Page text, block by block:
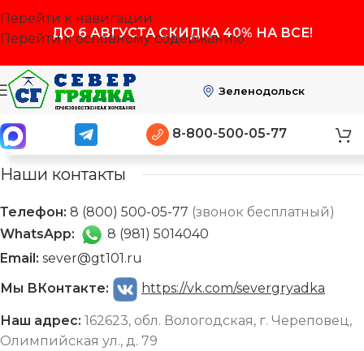
Перейти к навигации
Перейти к основному содержанию
ДО6 АВГУСТАСКИДКА 40% НА ВСЕ!
Зеленодольск
8-800-500-05-77
Наши контакты
Телефон: 8 (800) 500-05-77 (звонок бесплатный)
WhatsApp:
8 (981) 5014040
Email: sever@gt101.ru
Мы ВКонтакте:
https://vk.com/severgryadka
Наш адрес: 162623, обл. Вологодская, г. Череповец,
Олимпийская ул., д. 79